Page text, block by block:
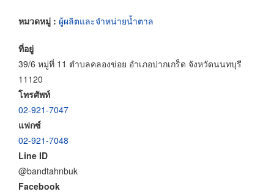
หมวดหมู่ : ผู้ผลิตและจำหน่ายน้ำตาล
ที่อยู่
39/6 หมู่ที่ 11 ตำบลคลองข่อย อำเภอปากเกร็ด จังหวัดนนทบุรี
11120
โทรศัพท์
02-921-7047
แฟกซ์
02-921-7048
Line ID
@bandtahnbuk
Facebook